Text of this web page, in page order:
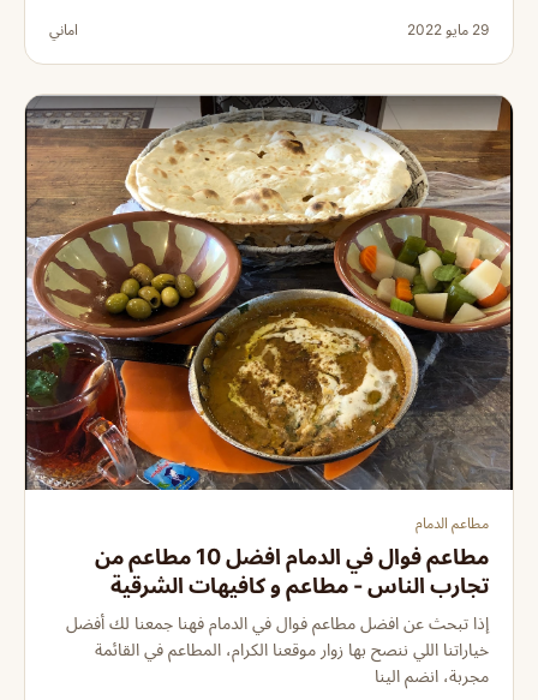
29 مايو 2022 اماني
مطاعم الدمام
مطاعم فوال في الدمام افضل 10 مطاعم من
تجارب الناس - مطاعم و كافيهات الشرقية
إذا تبحث عن افضل مطاعم فوال في الدمام فهنا جمعنا لك أفضل
خياراتنا اللي ننصح بها زوار موقعنا الكرام، المطاعم في القائمة
مجربة، انضم الينا